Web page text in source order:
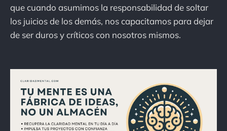
que cuando asumimos la responsabilidad de soltar
los juicios de los demás, nos capacitamos para dejar
de ser duros y críticos con nosotros mismos.